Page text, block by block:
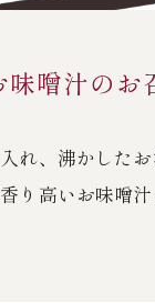
噌汁のお
れ、沸かした
り高いお味噌